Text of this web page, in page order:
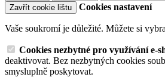
Zavřít cookie lištu
Cookies nastavení
Vaše soukromí je důležité. Můžete si
Cookies nezbytné pro využívání e-
deaktivovat. Bez nezbytných cookies
smysluplně poskytovat.